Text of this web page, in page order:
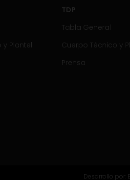
y Plantel
TDP
Tabla General
Cuerpo Técnico y
Prensa
Desarrollo por: